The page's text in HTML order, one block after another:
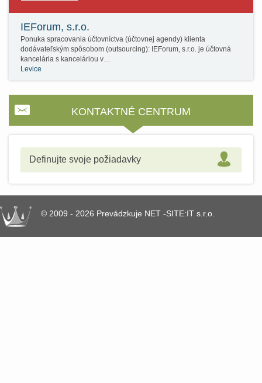
IEForum, s.r.o.
Ponuka spracovania účtovníctva (účtovnej agendy) klienta
dodávateľským spôsobom (outsourcing): IEForum, s.r.o. je účtovná
kancelária s kanceláriou v…
Levice
KONTAKTNÉ CENTRUM
Definujte svoje požiadavky
© 2009 - 2026 Prevádzkuje NET -SITE:IT s.r.o.